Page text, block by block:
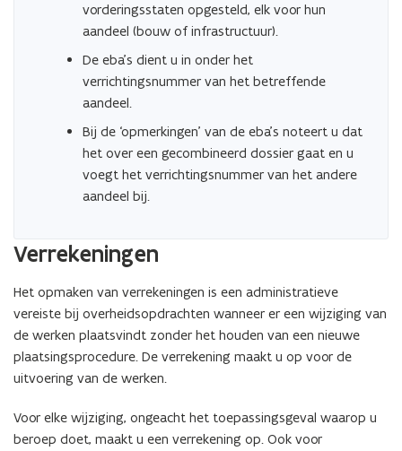
vorderingsstaten opgesteld, elk voor hun
aandeel (bouw of infrastructuur).
De eba’s dient u in onder het
verrichtingsnummer van het betreffende
aandeel.
Bij de ‘opmerkingen’ van de eba’s noteert u dat
het over een gecombineerd dossier gaat en u
voegt het verrichtingsnummer van het andere
aandeel bij.
Verrekeningen
Het opmaken van verrekeningen is een administratieve
vereiste bij overheidsopdrachten wanneer er een wijziging van
de werken plaatsvindt zonder het houden van een nieuwe
plaatsingsprocedure. De verrekening maakt u op voor de
uitvoering van de werken.
Voor elke wijziging, ongeacht het toepassingsgeval waarop u
beroep doet, maakt u een verrekening op. Ook voor